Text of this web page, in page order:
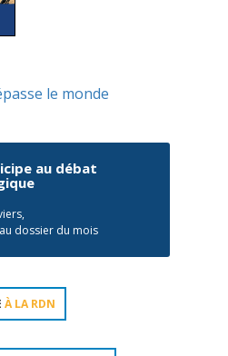
le monde
au débat
dossier du mois
À LA RDN